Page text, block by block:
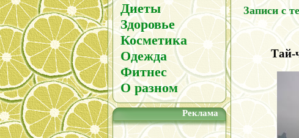
Диеты
Здоровье
Косметика
Одежда
Фитнес
О разном
Реклама
Записи с
Тай-